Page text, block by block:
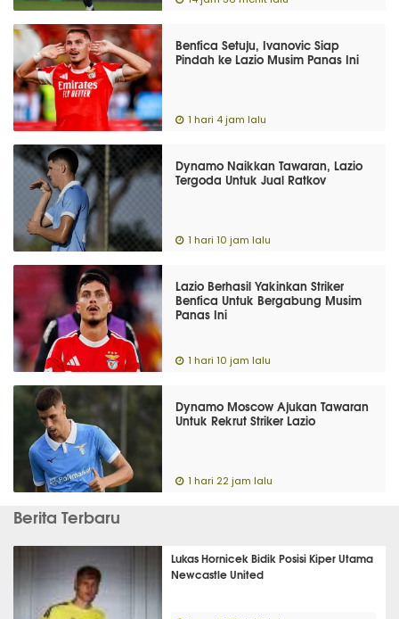
Benfica Setuju, Ivanovic Siap
Pindah ke Lazio Musim Panas Ini
1 hari 4 jam lalu
Dynamo Naikkan Tawaran, Lazio
Tergoda Untuk Jual Ratkov
1 hari 10 jam lalu
Lazio Berhasil Yakinkan Striker
Benfica Untuk Bergabung Musim
Panas Ini
1 hari 10 jam lalu
Dynamo Moscow Ajukan Tawaran
Untuk Rekrut Striker Lazio
1 hari 22 jam lalu
Berita Terbaru
Lukas Hornicek Bidik Posisi Kiper Utama
Newcastle United